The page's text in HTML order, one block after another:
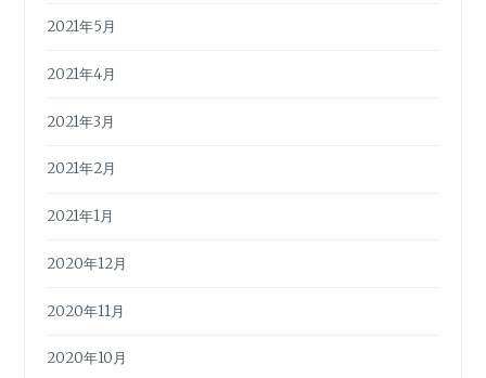
2021年5月
2021年4月
2021年3月
2021年2月
2021年1月
2020年12月
2020年11月
2020年10月